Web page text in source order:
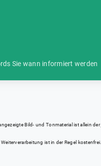
Sie wann informiert werden
Bild- und Tonmaterial ist allein
ist in der Regel